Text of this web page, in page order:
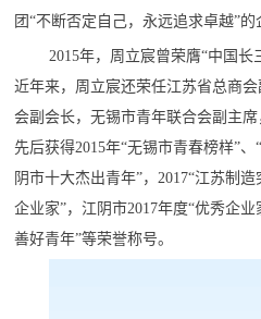
团“不断否定自己，永远追求卓越”的
2015年，周立宸曾荣膺“中国长
近年来，周立宸还荣任江苏省总商
会副会长，无锡市青年联合会副主
先后获得2015年“无锡市青春榜样”、
阴市十大杰出青年”，2017“江苏制
企业家”，江阴市2017年度“优秀企
善好青年”等荣誉称号。